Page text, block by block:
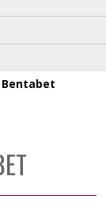
Bentabet